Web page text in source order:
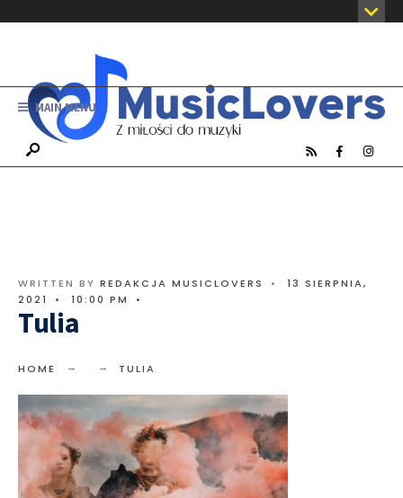
MAIN MENU
WRITTEN BY REDAKCJA MUSICLOVERS •
13 SIERPNIA,
2021
• 10:00 PM •
Tulia
HOME TULIA